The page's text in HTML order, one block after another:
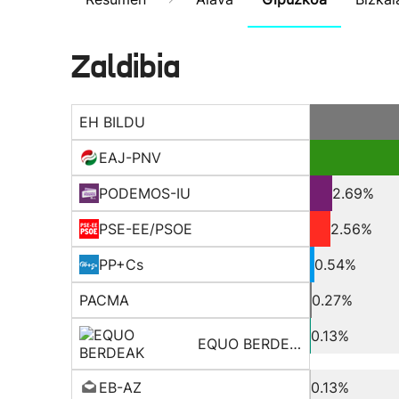
Zaldibia
EH BILDU
EAJ-PNV
PODEMOS-IU
2.69%
PSE-EE/PSOE
2.56%
PP+Cs
0.54%
PACMA
0.27%
EQUO BERDEAK 0.13%
EB-AZ 0.13%